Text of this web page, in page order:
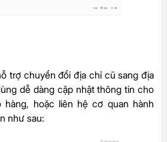
trợ chuyển đổi địa chỉ cũ sang địa
dễ dàng cập nhật thông tin cho
hàng, hoặc liên hệ cơ quan hành
như sau: